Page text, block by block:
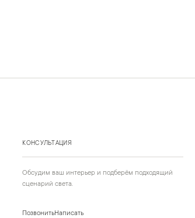
КОНСУЛЬТАЦИЯ
Обсудим ваш интерьер и подберём подходящий
сценарий света.
ПозвонитьНаписать